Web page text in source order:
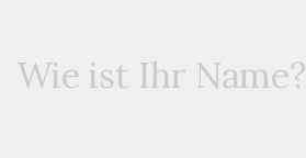
Wie ist Ihr Name?